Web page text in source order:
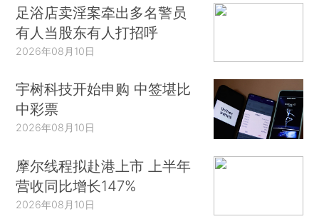
足浴店卖淫案牵出多名警员
有人当股东有人打招呼
2026年08月10日
宇树科技开始申购 中签堪比
中彩票
2026年08月10日
摩尔线程拟赴港上市 上半年
营收同比增长147%
2026年08月10日